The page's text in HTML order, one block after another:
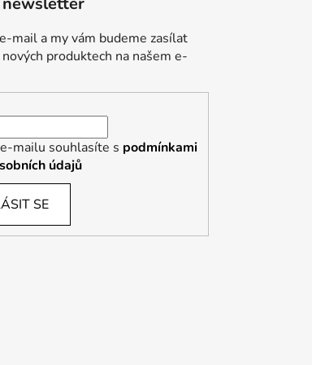
mail a my vám budeme zasílat
produktech na našem e-
mailu souhlasíte s podmínkami
údajů
SE